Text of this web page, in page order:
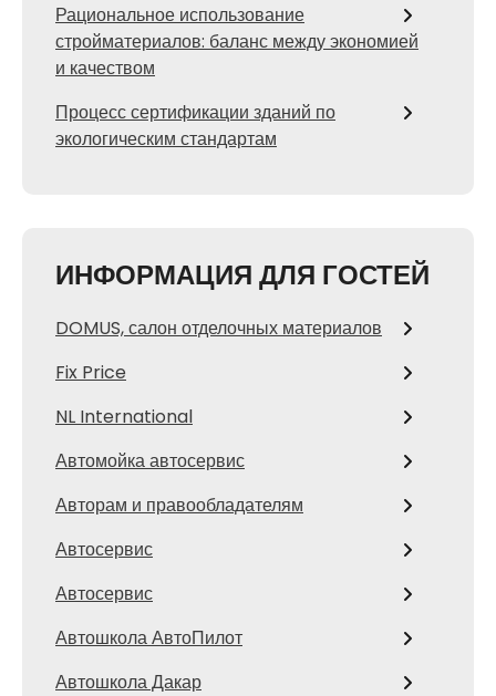
Рациональное использование
стройматериалов: баланс между экономией
и качеством
Процесс сертификации зданий по
экологическим стандартам
ИНФОРМАЦИЯ ДЛЯ ГОСТЕЙ
DOMUS, салон отделочных материалов
Fix Price
NL International
Автомойка автосервис
Авторам и правообладателям
Автосервис
Автосервис
Автошкола АвтоПилот
Автошкола Дакар